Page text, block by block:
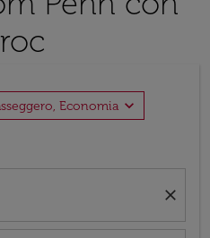
Economia expand_more
close